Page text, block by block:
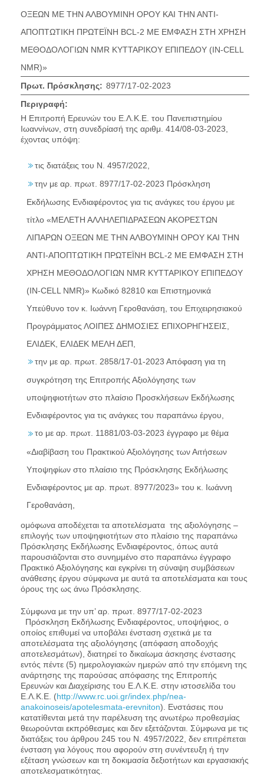
ΟΞΕΩΝ ΜΕ ΤΗΝ ΑΛΒΟΥΜΙΝΗ ΟΡΟΥ ΚΑΙ ΤΗΝ ΑΝΤΙ-
ΑΠΟΠΤΩΤΙΚΗ ΠΡΩΤΕΪΝΗ BCL-2 ΜΕ ΕΜΦΑΣΗ ΣΤΗ ΧΡΗΣΗ
ΜΕΘΟΔΟΛΟΓΙΩΝ NMR ΚΥΤΤΑΡΙΚΟΥ ΕΠΙΠΕΔΟΥ (IN-CELL
NMR)»
Πρωτ. Πρόσκλησης: 8977/17-02-2023
Περιγραφή:
Η Επιτροπή Ερευνών του Ε.Λ.Κ.Ε. του Πανεπιστημίου
Ιωαννίνων, στη συνεδρίασή της αριθμ. 414/08-03-2023,
έχοντας υπόψη:
τις διατάξεις του Ν. 4957/2022,
την με αρ. πρωτ. 8977/17-02-2023 Πρόσκληση
Εκδήλωσης Ενδιαφέροντος για τις ανάγκες του έργου με
τίτλο «ΜΕΛΕΤΗ ΑΛΛΗΛΕΠΙΔΡΑΣΕΩΝ ΑΚΟΡΕΣΤΩΝ
ΛΙΠΑΡΩΝ ΟΞΕΩΝ ΜΕ ΤΗΝ ΑΛΒΟΥΜΙΝΗ ΟΡΟΥ ΚΑΙ ΤΗΝ
ΑΝΤΙ-ΑΠΟΠΤΩΤΙΚΗ ΠΡΩΤΕΪΝΗ BCL-2 ΜΕ ΕΜΦΑΣΗ ΣΤΗ
ΧΡΗΣΗ ΜΕΘΟΔΟΛΟΓΙΩΝ NMR ΚΥΤΤΑΡΙΚΟΥ ΕΠΙΠΕΔΟΥ
(IN-CELL NMR)» Κωδικό 82810 και Επιστημονικά
Υπεύθυνο τον κ. Ιωάννη Γεροθανάση, του Επιχειρησιακού
Προγράμματος ΛΟΙΠΕΣ ΔΗΜΟΣΙΕΣ ΕΠΙΧΟΡΗΓΗΣΕΙΣ,
ΕΛΙΔΕΚ, ΕΛΙΔΕΚ ΜΕΛΗ ΔΕΠ,
την με αρ. πρωτ. 2858/17-01-2023 Απόφαση για τη
συγκρότηση της Επιτροπής Αξιολόγησης των
υποψηφιοτήτων στο πλαίσιο Προσκλήσεων Εκδήλωσης
Ενδιαφέροντος για τις ανάγκες του παραπάνω έργου,
το με αρ. πρωτ. 11881/03-03-2023 έγγραφο με θέμα
«Διαβίβαση του Πρακτικού Αξιολόγησης των Αιτήσεων
Υποψηφίων στο πλαίσιο της Πρόσκλησης Εκδήλωσης
Ενδιαφέροντος με αρ. πρωτ. 8977/2023» του κ. Ιωάννη
Γεροθανάση,
ομόφωνα αποδέχεται τα αποτελέσματα της αξιολόγησης –
επιλογής των υποψηφιοτήτων στο πλαίσιο της παραπάνω
Πρόσκλησης Εκδήλωσης Ενδιαφέροντος, όπως αυτά
παρουσιάζονται στο συνημμένο στο παραπάνω έγγραφο
Πρακτικό Αξιολόγησης και εγκρίνει τη σύναψη συμβάσεων
ανάθεσης έργου σύμφωνα με αυτά τα αποτελέσματα και τους
όρους της ως άνω Πρόσκλησης.
Σύμφωνα με την υπ’ αρ. πρωτ. 8977/17-02-2023
Πρόσκληση Εκδήλωσης Ενδιαφέροντος, υποψήφιος, ο
οποίος επιθυμεί να υποβάλει ένσταση σχετικά με τα
αποτελέσματα της αξιολόγησης (απόφαση αποδοχής
αποτελεσμάτων), διατηρεί το δικαίωμα άσκησης ένστασης
εντός πέντε (5) ημερολογιακών ημερών από την επόμενη της
ανάρτησης της παρούσας απόφασης της Επιτροπής
Ερευνών και Διαχείρισης του Ε.Λ.Κ.Ε. στην ιστοσελίδα του
Ε.Λ.Κ.Ε. (http://www.rc.uoi.gr/index.php/nea-
anakoinoseis/apotelesmata-erevniton). Ενστάσεις που
κατατίθενται μετά την παρέλευση της ανωτέρω προθεσμίας
θεωρούνται εκπρόθεσμες και δεν εξετάζονται. Σύμφωνα με τις
διατάξεις του άρθρου 245 του Ν. 4957/2022, δεν επιτρέπεται
ένσταση για λόγους που αφορούν στη συνέντευξη ή την
εξέταση γνώσεων και τη δοκιμασία δεξιοτήτων και εργασιακής
αποτελεσματικότητας.